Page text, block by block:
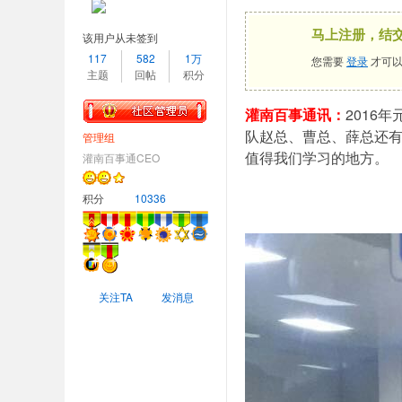
该用户从未签到
117
主题
582
回帖
1万
积分
管理组
灌南百事通CEO
积分 10336
关注TA 发消息
马上注册，结
您需要登录 才可
灌南百事通讯： 2016年
队赵总、曹总、薛总还
值得我们学习的地方。